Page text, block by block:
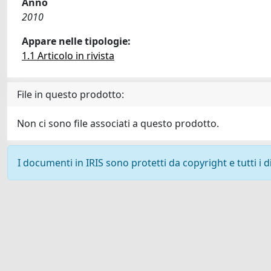
2010
Appare nelle tipologie:
1.1 Articolo in rivista
File in questo prodotto:
Non ci sono file associati a questo prodotto.
I documenti in IRIS sono protetti da copyright e tutti i